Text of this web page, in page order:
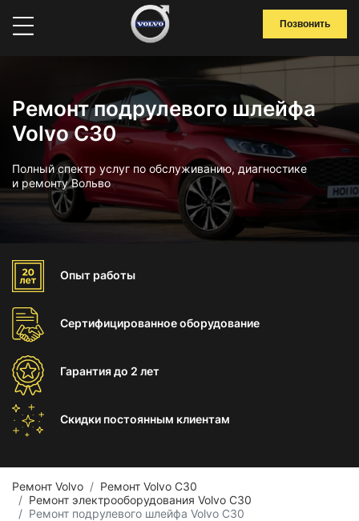
Позвонить
Ремонт подрулевого шлейфа
Volvo C30
Полный спектр услуг по обслуживанию, диагностике
и ремонту Вольво
Опыт работы
Сертифицированноеоборудование
Гарантиядо 2 лет
Скидки постоянным клиентам
Ремонт Volvo
Ремонт Volvo C30
Ремонт электрооборудования Volvo C30
Ремонт подрулевого шлейфа Volvo C30